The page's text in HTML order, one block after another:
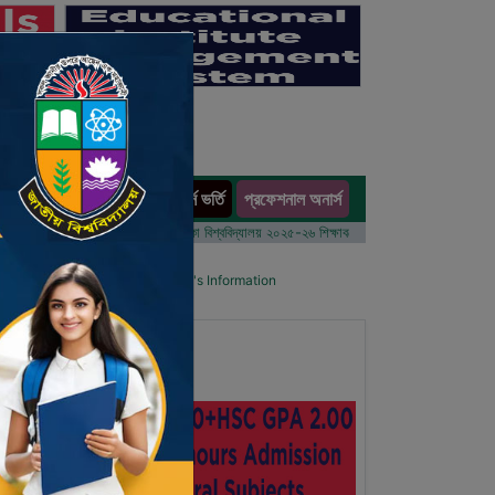
অনার্স ভর্তি প্রফেশনাল অনার্স
ভর্তি আবেদন বিজ্ঞপ্তি ঢাকা বিশ্ববিদ্যালয় ২০২৫-২৬ শিক্ষাবর্ষে আন্ডারগ্র্যাজুয়েট প্রোগ্রামে ভর্তি
Details Primary School's Information